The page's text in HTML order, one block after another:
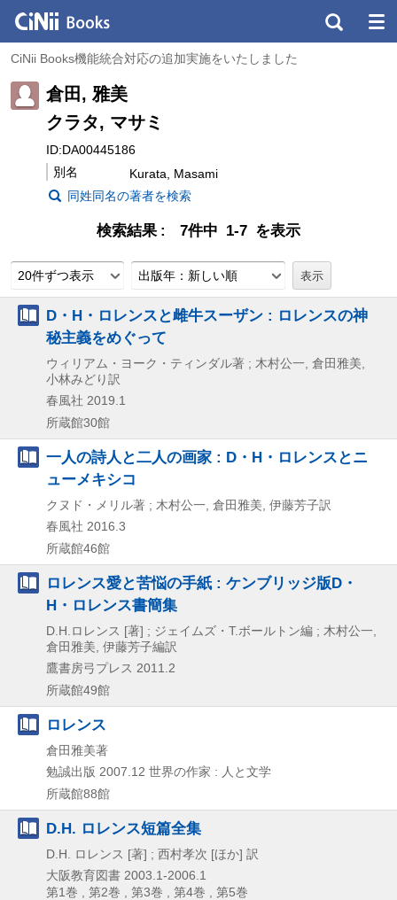
CiNii Books機能統合対応の追加実施をいたしました
倉田, 雅美
クラタ, マサミ
ID:DA00445186
別名
Kurata, Masami
同姓同名の著者を検索
検索結果 7件中 1-7 を表示
20件ずつ表示 出版年：新しい順
D・H・ロレンスと雌牛スーザン : ロレンスの神
秘主義をめぐって
ウィリアム・ヨーク・ティンダル著 ; 木村公一, 倉田雅美,
小林みどり訳
春風社 2019.1
所蔵館30館
一人の詩人と二人の画家 : D・H・ロレンスとニ
ューメキシコ
クヌド・メリル著 ; 木村公一, 倉田雅美, 伊藤芳子訳
春風社 2016.3
所蔵館46館
ロレンス愛と苦悩の手紙 : ケンブリッジ版D・
H・ロレンス書簡集
D.H.ロレンス [著] ; ジェイムズ・T.ボールトン編 ; 木村公一,
倉田雅美, 伊藤芳子編訳
鷹書房弓プレス 2011.2
所蔵館49館
ロレンス
倉田雅美著
勉誠出版 2007.12 世界の作家 : 人と文学
所蔵館88館
D.H. ロレンス短篇全集
D.H. ロレンス [著] ; 西村孝次 [ほか] 訳
大阪教育図書 2003.1-2006.1
第1巻 , 第2巻 , 第3巻 , 第4巻 , 第5巻